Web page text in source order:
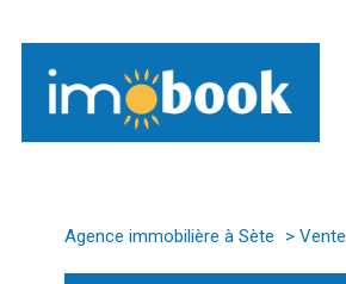
Agence immobilière à Sète Vente